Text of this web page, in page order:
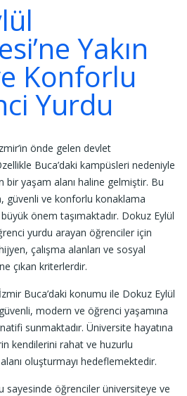
Yakın
Konforlu
Yurdu
önde gelen devlet
Buca’daki kampüsleri nedeniyle
yaşam alanı haline gelmiştir. Bu
güvenli ve konforlu konaklama
önem taşımaktadır. Dokuz Eylül
yurdu arayan öğrenciler için
çalışma alanları ve sosyal
çıkan kriterlerdir.
Buca’daki konumu ile Dokuz Eylül
modern ve öğrenci yaşamına
sunmaktadır. Üniversite hayatına
kendilerini rahat ve huzurlu
oluşturmayı hedeflemektedir.
sayesinde öğrenciler üniversiteye ve